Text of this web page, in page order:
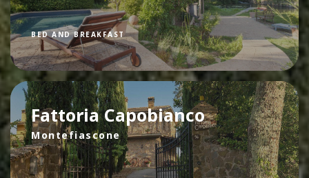
BED AND BREAKFAST
Fattoria Capobianco
Montefiascone